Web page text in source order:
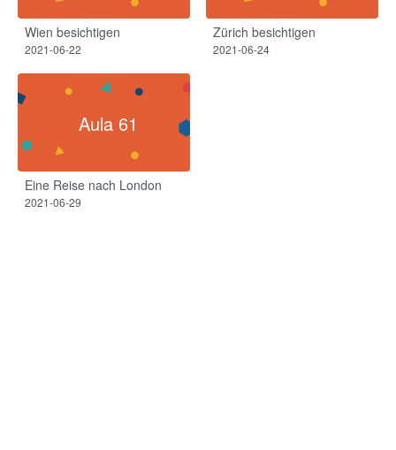
Wien besichtigen
2021-06-22
Zürich besichtigen
2021-06-24
Aula 61
Eine Reise nach London
2021-06-29